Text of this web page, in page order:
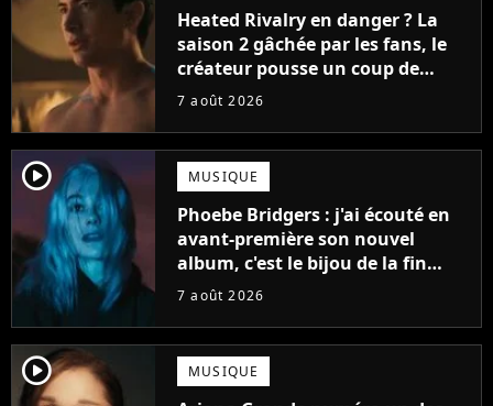
Heated Rivalry en danger ? La
saison 2 gâchée par les fans, le
créateur pousse un coup de
gueule
7 août 2026
player2 MUSIQUE
Phoebe Bridgers : j'ai écouté en
avant-première son nouvel
album, c'est le bijou de la fin
d'été
7 août 2026
player2 MUSIQUE